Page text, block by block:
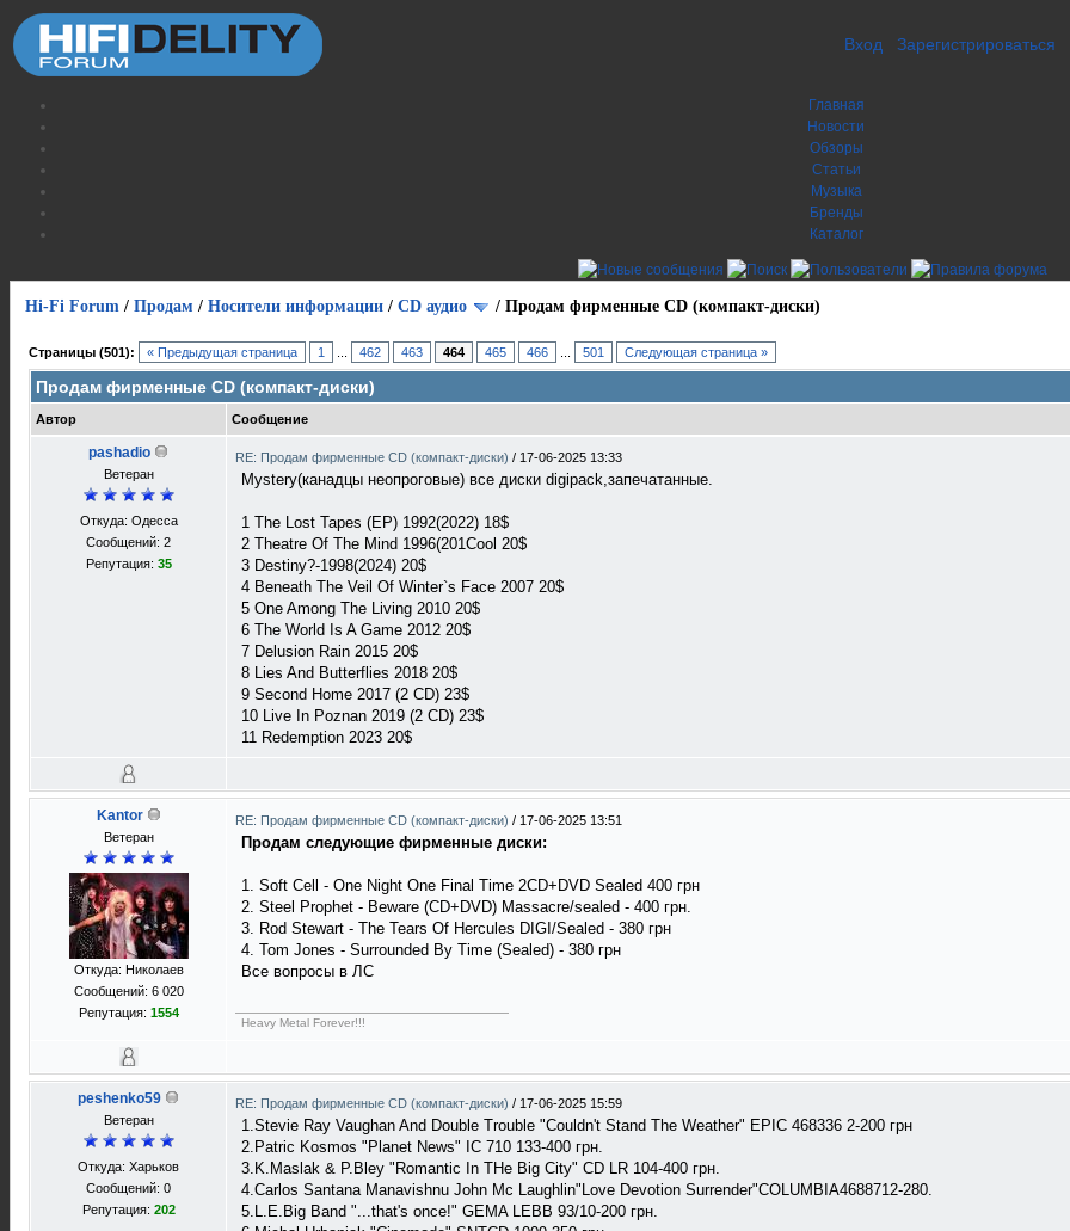
Вход Зарегистрироваться
Главная
Новости
Обзоры
Статьи
Музыка
Бренды
Каталог
Hi-Fi Forum / Продам / Носители информации / СD аудио / Продам фирменные CD (компакт-диски)
Страницы (501): « Предыдущая страница 1 462 463 464 465 466 501 Следующая страница »
Продам фирменные CD (компакт-диски)
Автор Сообщение
pashadio
Ветеран
Откуда: Одесса
Сообщений: 2
Репутация: 35
RE: Продам фирменные CD (компакт-диски) / 17-06-2025 13:33
Mystery(канадцы неопроговые) все диски digipack,запечатанные.
1 The Lost Tapes (EP) 1992(2022) 18$
2 Theatre Of The Mind 1996(201Cool 20$
3 Destiny?-1998(2024) 20$
4 Beneath The Veil Of Winter`s Face 2007 20$
5 One Among The Living 2010 20$
6 The World Is A Game 2012 20$
7 Delusion Rain 2015 20$
8 Lies And Butterflies 2018 20$
9 Second Home 2017 (2 CD) 23$
10 Live In Poznan 2019 (2 CD) 23$
11 Redemption 2023 20$
Kantor
Ветеран
Откуда: Николаев
Сообщений: 6 020
Репутация: 1554
RE: Продам фирменные CD (компакт-диски) / 17-06-2025 13:51
Продам следующие фирменные диски:
1. Soft Cell - One Night One Final Time 2CD+DVD Sealed 400 грн
2. Steel Prophet - Beware (CD+DVD) Massacre/sealed - 400 грн.
3. Rod Stewart - The Tears Of Hercules DIGI/Sealed - 380 грн
4. Tom Jones - Surrounded By Time (Sealed) - 380 грн
Все вопросы в ЛС
Heavy Metal Forever!!!
peshenko59
Ветеран
Откуда: Харьков
Сообщений: 0
Репутация: 202
RE: Продам фирменные CD (компакт-диски) / 17-06-2025 15:59
1.Stevie Ray Vaughan And Double Trouble "Couldn't Stand The Weather" EPIC 468336 2-200 грн
2.Patric Kosmos "Planet News" IC 710 133-400 грн.
3.K.Maslak & P.Bley "Romantic In THe Big City" CD LR 104-400 грн.
4.Carlos Santana Manavishnu John Mc Laughlin"Love Devotion Surrender"COLUMBIA4688712-280.
5.L.E.Big Band "...that's once!" GEMA LEBB 93/10-200 грн.